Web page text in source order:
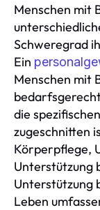
Menschen mit
Schweregrad
Ein
Menschen mit
die
zugeschnitten
Körperpflege,
Unterstützung
Unterstützung
Leben